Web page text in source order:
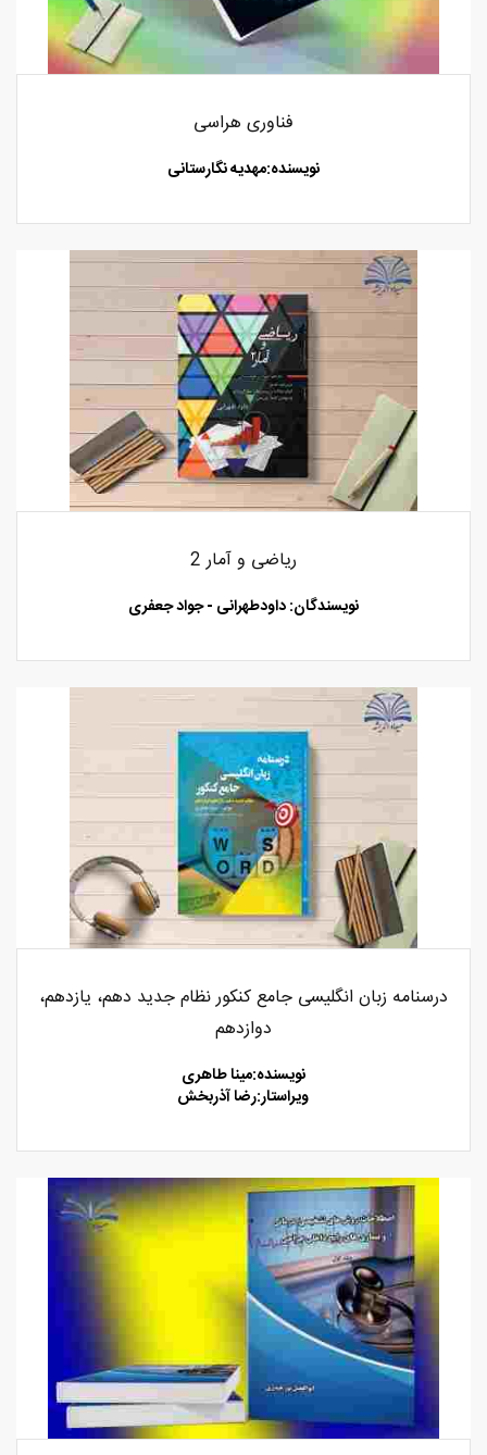
فناوری هراسی
نویسنده:مهدیه نگارستانی
ریاضی و آمار 2
نویسندگان: داودطهرانی - جواد جعفری
درسنامه زبان انگلیسی جامع کنکور نظام جدید دهم، یازدهم،
دوازدهم
نویسنده:مینا طاهری
ویراستار:رضا آذربخش